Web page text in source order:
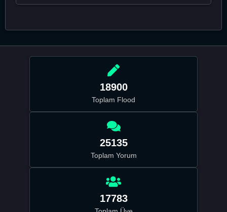
18900
Toplam Flood
25135
Toplam Yorum
17783